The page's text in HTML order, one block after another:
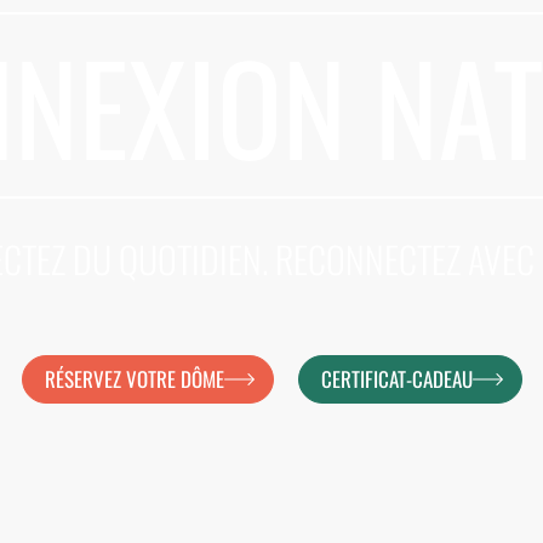
RÉSERVEZ VOTRE DÔME CERTIFICAT-CADEAU